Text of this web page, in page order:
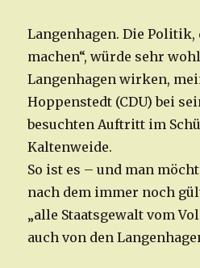
Langenhagen. Die
machen“, würde sehr
Langenhagen wirken,
Hoppenstedt (CDU) bei
besuchten Auftritt im
Kaltenweide.
So ist es – und man
nach dem immer noch
„alle Staatsgewalt vom
auch von den